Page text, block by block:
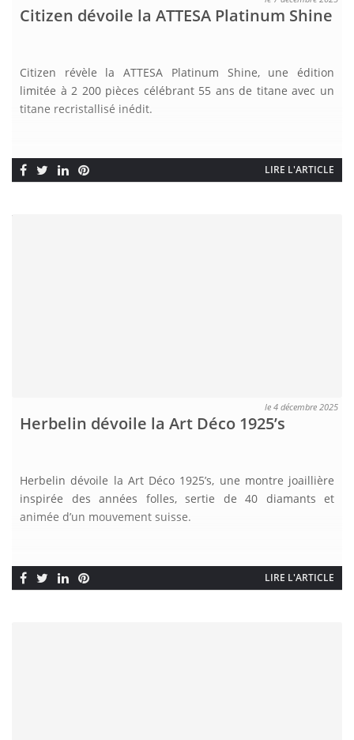
Citizen dévoile la ATTESA Platinum Shine
Citizen révèle la ATTESA Platinum Shine, une édition
limitée à 2 200 pièces célébrant 55 ans de titane avec un
titane recristallisé inédit.
LIRE L'ARTICLE
le 4 décembre 2025
Herbelin dévoile la Art Déco 1925’s
Herbelin dévoile la Art Déco 1925’s, une montre joaillière
inspirée des années folles, sertie de 40 diamants et
animée d’un mouvement suisse.
LIRE L'ARTICLE